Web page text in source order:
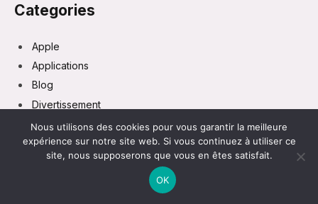
Categories
Apple
Applications
Blog
Divertissement
Gaming
IA
Lifestyle
Nous utilisons des cookies pour vous garantir la meilleure
expérience sur notre site web. Si vous continuez à utiliser ce
site, nous supposerons que vous en êtes satisfait.
OK